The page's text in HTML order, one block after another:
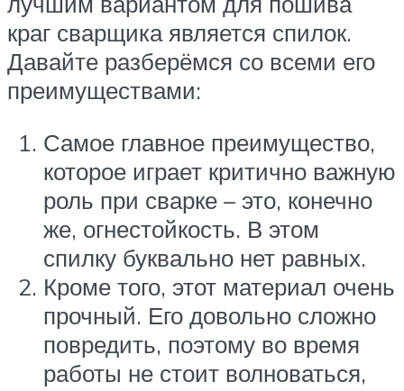
краг сварщика является спилок.
Давайте разберёмся со всеми его
преимуществами:
Самое главное преимущество,
которое играет критично важную
роль при сварке – это, конечно
же, огнестойкость. В этом
спилку буквально нет равных.
Кроме того, этот материал очень
прочный. Его довольно сложно
повредить, поэтому во время
работы не стоит волноваться,